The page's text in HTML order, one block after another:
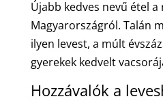
Újabb kedves nevű étel
Magyarországról. Talán
ilyen levest, a múlt
gyerekek kedvelt
Hozzávalók a